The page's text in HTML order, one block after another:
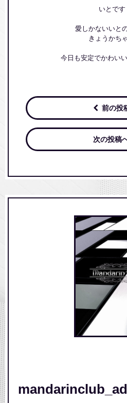
いとです
愛しかないいと
きょうかち
今日も安定でかわい
前の投
次の投稿